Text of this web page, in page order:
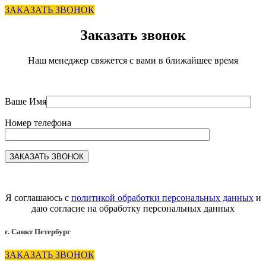
ЗАКАЗАТЬ ЗВОНОК
Заказать звонок
Наш менеджер свяжется с вами в ближайшее время
Ваше Имя
Номер телефона
Я соглашаюсь с политикой обработки персональных данныхи
даю согласие на обработку персональных данных
г. Санкт Петербург
ЗАКАЗАТЬ ЗВОНОК